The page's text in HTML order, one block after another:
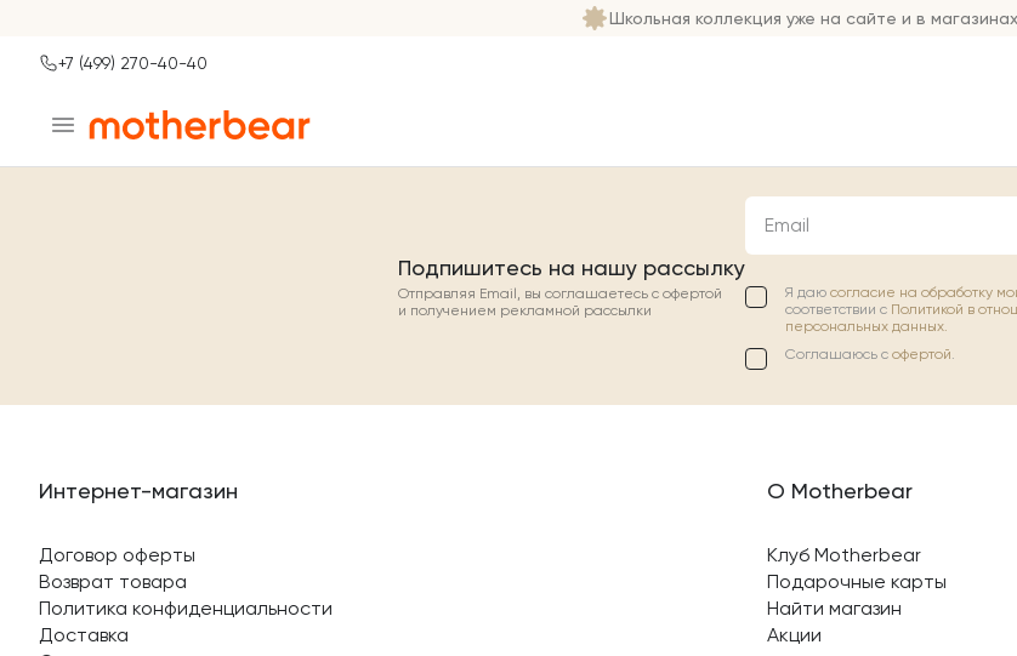
Школьная коллекция уже на сайте и в
Ваш город
+7 (499) 270-40-40
Подпишитесь на нашу рассылку
Отправляя Email, вы соглашаетесь с офертой
и получением рекламной рассылки
Email
Я даю согласие на обработку
соответствии с Политикой в
персональных данных.
Соглашаюсь с офертой.
Интернет-магазин
Договор оферты
Возврат товара
Политика конфиденциальности
Доставка
О Motherbear
Клуб Motherbear
Подарочные карты
Найти магазин
Акции